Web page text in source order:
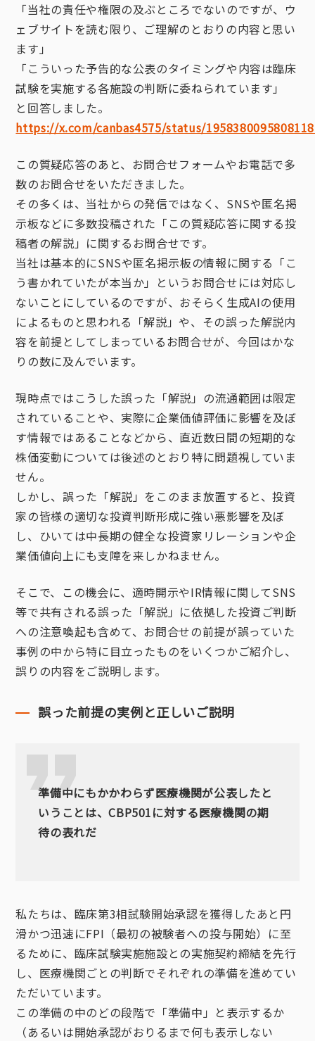
「当社の責任や権限の及ぶところでないのですが、ウ
ェブサイトを読む限り、ご理解のとおりの内容と思い
ます」
「こういった予告的な公表のタイミングや内容は臨床
試験を実施する各施設の判断に委ねられています」
と回答しました。
https://x.com/canbas4575/status/
この質疑応答のあと、お問合せフォームやお電話で多
数のお問合せをいただきました。
その多くは、当社からの発信ではなく、SNSや匿名掲
示板などに多数投稿された「この質疑応答に関する投
稿者の解説」に関するお問合せです。
当社は基本的にSNSや匿名掲示板の情報に関する「こ
う書かれていたが本当か」というお問合せには対応し
ないことにしているのですが、おそらく生成AIの使用
によるものと思われる「解説」や、その誤った解説内
容を前提としてしまっているお問合せが、今回はかな
りの数に及んでいます。
現時点ではこうした誤った「解説」の流通範囲は限定
されていることや、実際に企業価値評価に影響を及ぼ
す情報ではあることなどから、直近数日間の短期的な
株価変動については後述のとおり特に問題視していま
せん。
しかし、誤った「解説」をこのまま放置すると、投資
家の皆様の適切な投資判断形成に強い悪影響を及ぼ
し、ひいては中長期の健全な投資家リレーションや企
業価値向上にも支障を来しかねません。
そこで、この機会に、適時開示やIR情報に関してSNS
等で共有される誤った「解説」に依拠した投資ご判断
への注意喚起も含めて、お問合せの前提が誤っていた
事例の中から特に目立ったものをいくつかご紹介し、
誤りの内容をご説明します。
誤った前提の実例と正しいご説明
準備中にもかかわらず医療機関が公表したと
いうことは、CBP501に対する医療機関の期
待の表れだ
私たちは、臨床第3相試験開始承認を獲得したあと円
滑かつ迅速にFPI（最初の被験者への投与開始）に至
るために、臨床試験実施施設との実施契約締結を先行
し、医療機関ごとの判断でそれぞれの準備を進めてい
ただいています。
この準備の中のどの段階で「準備中」と表示するか
（あるいは開始承認がおりるまで何も表示しない